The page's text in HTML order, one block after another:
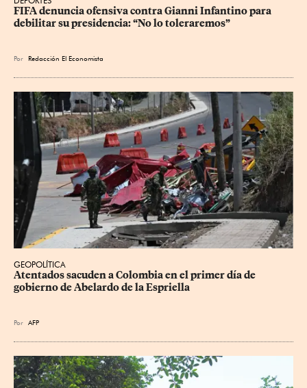
FIFA denuncia ofensiva contra Gianni Infantino para
debilitar su presidencia: “No lo toleraremos”
Por Redacción El Economista
GEOPOLÍTICA
Atentados sacuden a Colombia en el primer día de
gobierno de Abelardo de la Espriella
Por AFP